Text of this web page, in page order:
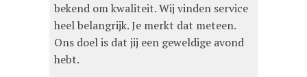
bekend om kwaliteit. Wij vinden service
heel belangrijk. Je merkt dat meteen.
Ons doel is dat jij een geweldige avond
hebt.